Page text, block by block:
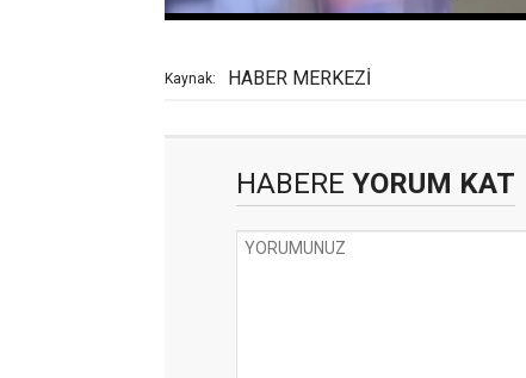
Kaynak: HABER MERKEZİ
HABERE YORUM KAT